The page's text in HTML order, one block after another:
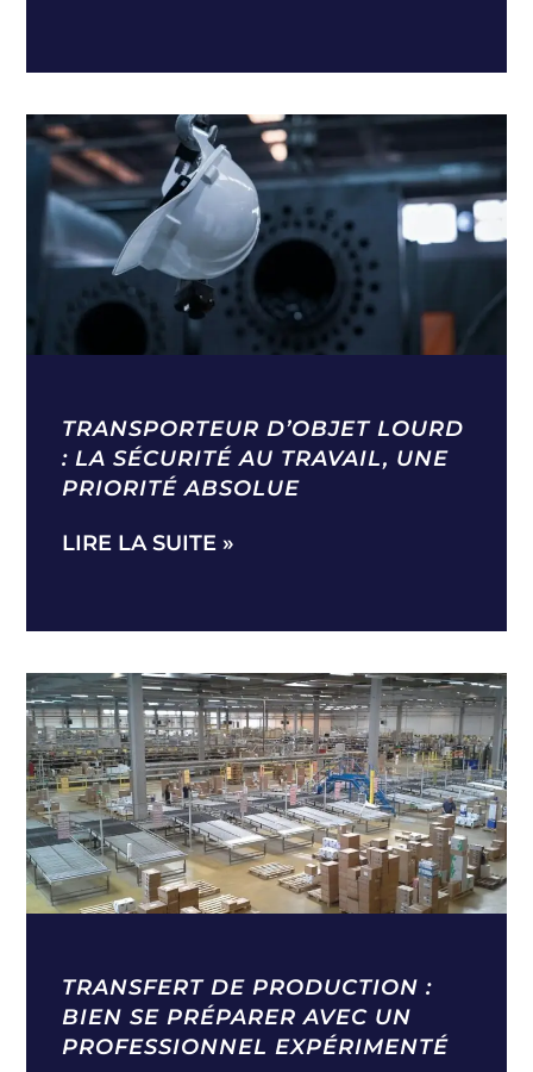
TRANSPORTEUR D’OBJET LOURD
: LA SÉCURITÉ AU TRAVAIL, UNE
PRIORITÉ ABSOLUE
LIRE LA SUITE »
TRANSFERT DE PRODUCTION :
BIEN SE PRÉPARER AVEC UN
PROFESSIONNEL EXPÉRIMENTÉ